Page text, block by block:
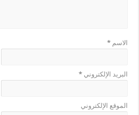
الاسم*
البريد الإلكتروني*
الموقع الإلكتروني